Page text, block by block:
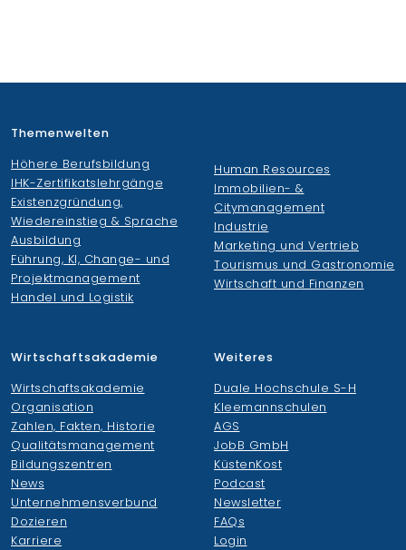
Themenwelten
Höhere Berufsbildung
IHK-Zertifikatslehrgänge
Existenzgründung,
Wiedereinstieg & Sprache
Ausbildung
Führung, KI, Change- und
Projektmanagement
Handel und Logistik
Human Resources
Immobilien- &
Citymanagement
Industrie
Marketing und Vertrieb
Tourismus und Gastronomie
Wirtschaft und Finanzen
Wirtschaftsakademie
Wirtschaftsakademie
Organisation
Zahlen, Fakten, Historie
Qualitätsmanagement
Bildungszentren
News
Unternehmensverbund
Dozieren
Karriere
Weiteres
Duale Hochschule S-H
Kleemannschulen
AGS
JobB GmbH
KüstenKost
Podcast
Newsletter
FAQs
Login